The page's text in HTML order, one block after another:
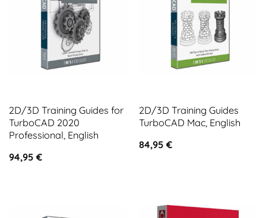
2D/3D Training Guides for
TurboCAD 2020
Professional, English
94,95 €
2D/3D Training Guides
TurboCAD Mac, English
84,95 €